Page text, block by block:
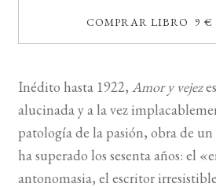
COMPRAR LIBRO 9 €
Inédito hasta 1922, Amor y vejez
alucinada y a la vez
patología de la pasión, obra de
ha superado los sesenta años: el
antonomasia, el escritor